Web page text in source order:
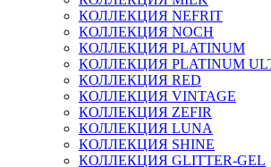
КОЛЛЕКЦИЯ NEFRIT
КОЛЛЕКЦИЯ NOCH
КОЛЛЕКЦИЯ PLATINUM
КОЛЛЕКЦИЯ PLATINUM
КОЛЛЕКЦИЯ RED
КОЛЛЕКЦИЯ VINTAGE
КОЛЛЕКЦИЯ ZEFIR
КОЛЛЕКЦИЯ LUNA
КОЛЛЕКЦИЯ SHINE
КОЛЛЕКЦИЯ GLITTER-GEL